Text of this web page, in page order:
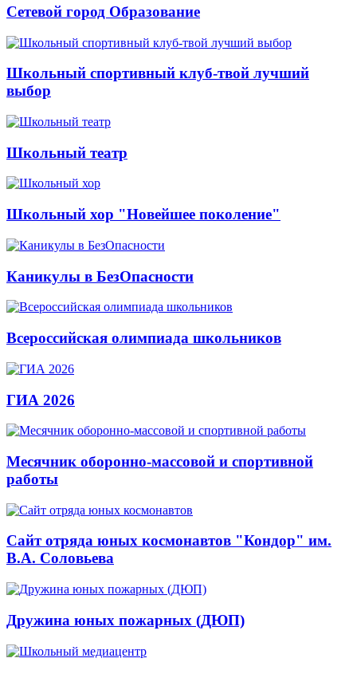
Сетевой город Образование
Школьный спортивный клуб-твой лучший
выбор
Школьный театр
Школьный хор "Новейшее поколение"
Каникулы в БезОпасности
Всероссийская олимпиада школьников
ГИА 2026
Месячник оборонно-массовой и спортивной
работы
Сайт отряда юных космонавтов "Кондор" им.
В.А. Соловьева
Дружина юных пожарных (ДЮП)